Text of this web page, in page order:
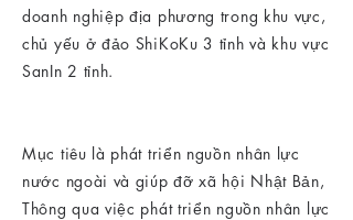
doanh nghiệp địa phương trong khu vực,
chủ yếu ở đảo ShiKoKu 3 tỉnh và khu vực
SanIn 2 tỉnh.
Mục tiêu là phát triển nguồn nhân lực
nước ngoài và giúp đỡ xã hội Nhật Bản,
Thông qua việc phát triển nguồn nhân lực